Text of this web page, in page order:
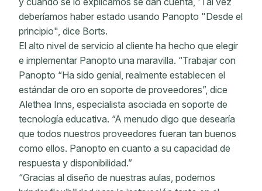
deberíamos haber estado usando Panopto "Desde el
principio", dice Borts.
El alto nivel de servicio al cliente ha hecho que elegir
e implementar Panopto una maravilla. “Trabajar con
Panopto “Ha sido genial, realmente establecen el
estándar de oro en soporte de proveedores”, dice
Alethea Inns, especialista asociada en soporte de
tecnología educativa. “A menudo digo que desearía
que todos nuestros proveedores fueran tan buenos
como ellos. Panopto en cuanto a su capacidad de
respuesta y disponibilidad.”
“Gracias al diseño de nuestras aulas, podemos